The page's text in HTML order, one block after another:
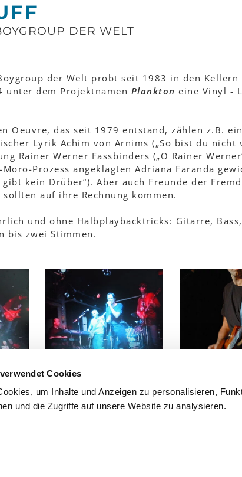
Cookies
um Inhalte und Anzeigen zu personalisieren,
und die Zugriffe auf unsere Website zu analysieren.
DER WELT
der Welt probt seit 1983 in den Kellern
unter dem Projektnamen Plankton eine Vinyl -
Oeuvre, das seit 1979 entstand, zählen z.B.
Lyrik Achim von Arnims („So bist du nicht
Rainer Werner Fassbinders („O Rainer
Prozess angeklagten Adriana Faranda
gibt kein Drüber“). Aber auch Freunde der
auf ihre Rechnung kommen.
und ohne Halbplaybacktricks: Gitarre,
bis zwei Stimmen.